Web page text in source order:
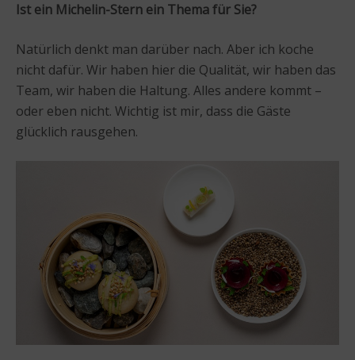
Ist ein Michelin-Stern ein Thema für Sie?
Natürlich denkt man darüber nach. Aber ich koche
nicht dafür. Wir haben hier die Qualität, wir haben das
Team, wir haben die Haltung. Alles andere kommt –
oder eben nicht. Wichtig ist mir, dass die Gäste
glücklich rausgehen.